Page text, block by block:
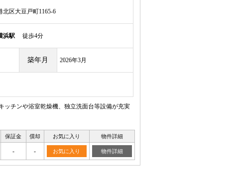
北区大豆戸町1165-6
浜駅徒歩4分
築年月 2026年3月
ッチンや浴室乾燥機、独立洗面台等設備が充実
保証金 償却 お気に入り 物件詳細
- - お気に入り 物件詳細